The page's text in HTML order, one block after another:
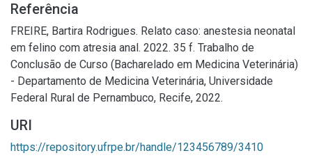
Referência
FREIRE, Bartira Rodrigues. Relato caso: anestesia neonatal
em felino com atresia anal. 2022. 35 f. Trabalho de
Conclusão de Curso (Bacharelado em Medicina Veterinária)
- Departamento de Medicina Veterinária, Universidade
Federal Rural de Pernambuco, Recife, 2022.
URI
https://repository.ufrpe.br/handle/123456789/3410